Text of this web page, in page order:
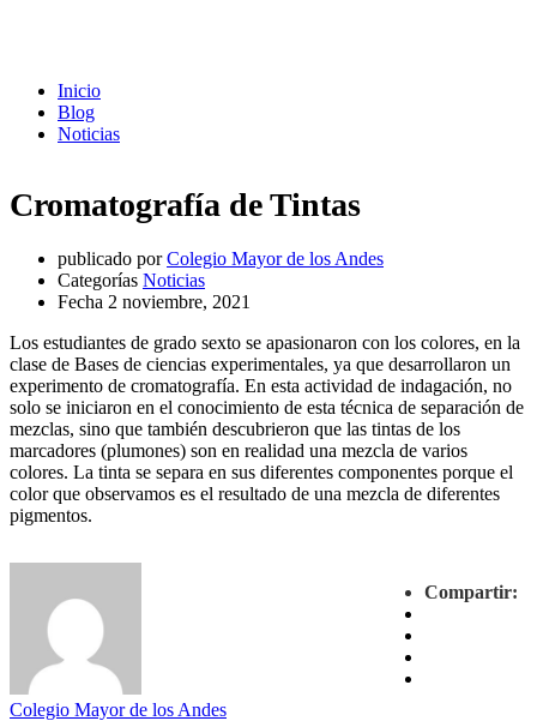
Inicio
Blog
Noticias
Cromatografía de Tintas
publicado por Colegio Mayor de los Andes
Categorías Noticias
Fecha 2 noviembre, 2021
Los estudiantes de grado sexto se apasionaron con los colores, en la
clase de Bases de ciencias experimentales, ya que desarrollaron un
experimento de cromatografía. En esta actividad de indagación, no
solo se iniciaron en el conocimiento de esta técnica de separación de
mezclas, sino que también descubrieron que las tintas de los
marcadores (plumones) son en realidad una mezcla de varios
colores. La tinta se separa en sus diferentes componentes porque el
color que observamos es el resultado de una mezcla de diferentes
pigmentos.
Compartir:
Colegio Mayor de los Andes